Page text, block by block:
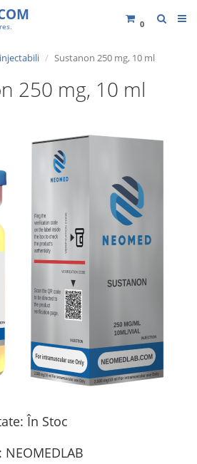
0
Sustanon 250 mg, 10 ml
250 mg, 10 ml
În Stoc